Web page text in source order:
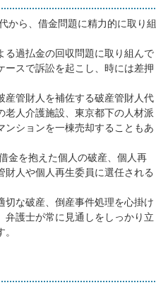
から、借金問題に精力的に取り組
る過払金の回収問題に取り組んで
ースで訴訟を起こし、時には差押
産管財人を補佐する破産管財人代
人介護施設、東京都下の人材派
ションを一棟売却することもあ
金を抱えた個人の破産、個人再
人や個人再生委員に選任される
な破産、倒産事件処理を心掛け
弁護士が常に見通しをしっかり立